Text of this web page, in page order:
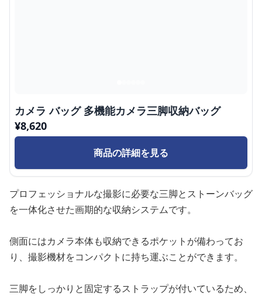
カメラ バッグ 多機能カメラ三脚収納バッグ
¥8,620
商品の詳細を見る
プロフェッショナルな撮影に必要な三脚とストーンバッグ
を一体化させた画期的な収納システムです。
側面にはカメラ本体も収納できるポケットが備わってお
り、撮影機材をコンパクトに持ち運ぶことができます。
三脚をしっかりと固定するストラップが付いているため、